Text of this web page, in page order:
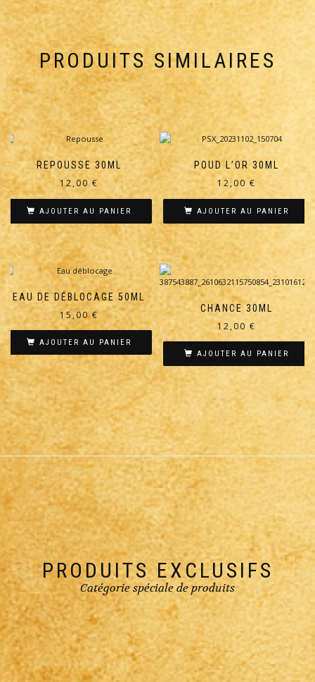
PRODUITS SIMILAIRES
REPOUSSE 30ML
12,00 €
AJOUTER AU PANIER
POUD L’OR 30ML
12,00€
AJOUTER AU PANIER
EAU DE DÉBLOCAGE 50ML
15,00€
AJOUTER AU PANIER
CHANCE 30ML
12,00 €
AJOUTER AU PANIER
PRODUITS EXCLUSIFS
Catégorie spéciale de produits